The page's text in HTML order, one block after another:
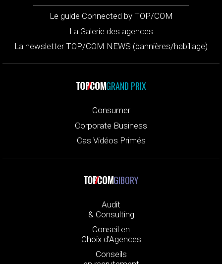
Le guide Connected by TOP/COM
La Galerie des agences
La newsletter TOP/COM NEWS (bannières/habillage)
GRAND PRIX
Consumer
Corporate Business
Cas Vidéos Primés
GIBORY
Audit
& Consulting
Conseil en
Choix d’Agences
Conseils